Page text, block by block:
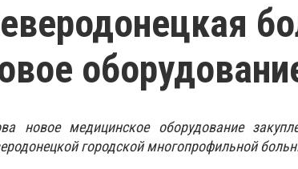
новое медицинское оборудование
городской многопрофильной